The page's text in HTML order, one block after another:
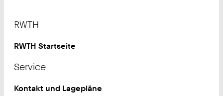
RWTH
RWTH Startseite
Service
Kontakt und Lagepläne